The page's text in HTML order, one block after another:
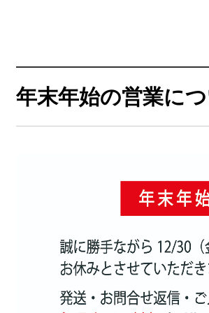
年末年始の営業に